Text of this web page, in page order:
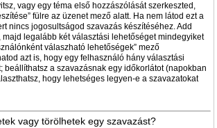
vagy egy téma első hozzászólását szerkeszted,
fülre az üzenet mező alatt. Ha nem látod ezt a
nincs jogosultságod szavazás készítéséhez. Add
majd legalább két választási lehetőséget mindegyiket
válaszható lehetőségek” mező
azt is, hogy egy felhasználó hány választási
beállíthatsz a szavazásnak egy időkorlátot (napokban
hogy lehetséges legyen-e a szavazatokat
vagy törölhetek egy szavazást?